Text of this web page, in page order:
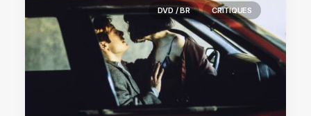
DVD / BR CRITIQUES